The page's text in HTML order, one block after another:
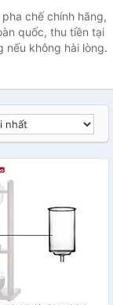
chế chính hãng,
quốc, thu tiền tại
nếu không hài lòng.